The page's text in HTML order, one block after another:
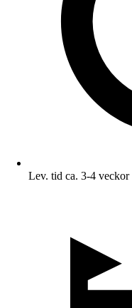
Lev. tid ca. 3-4 veckor